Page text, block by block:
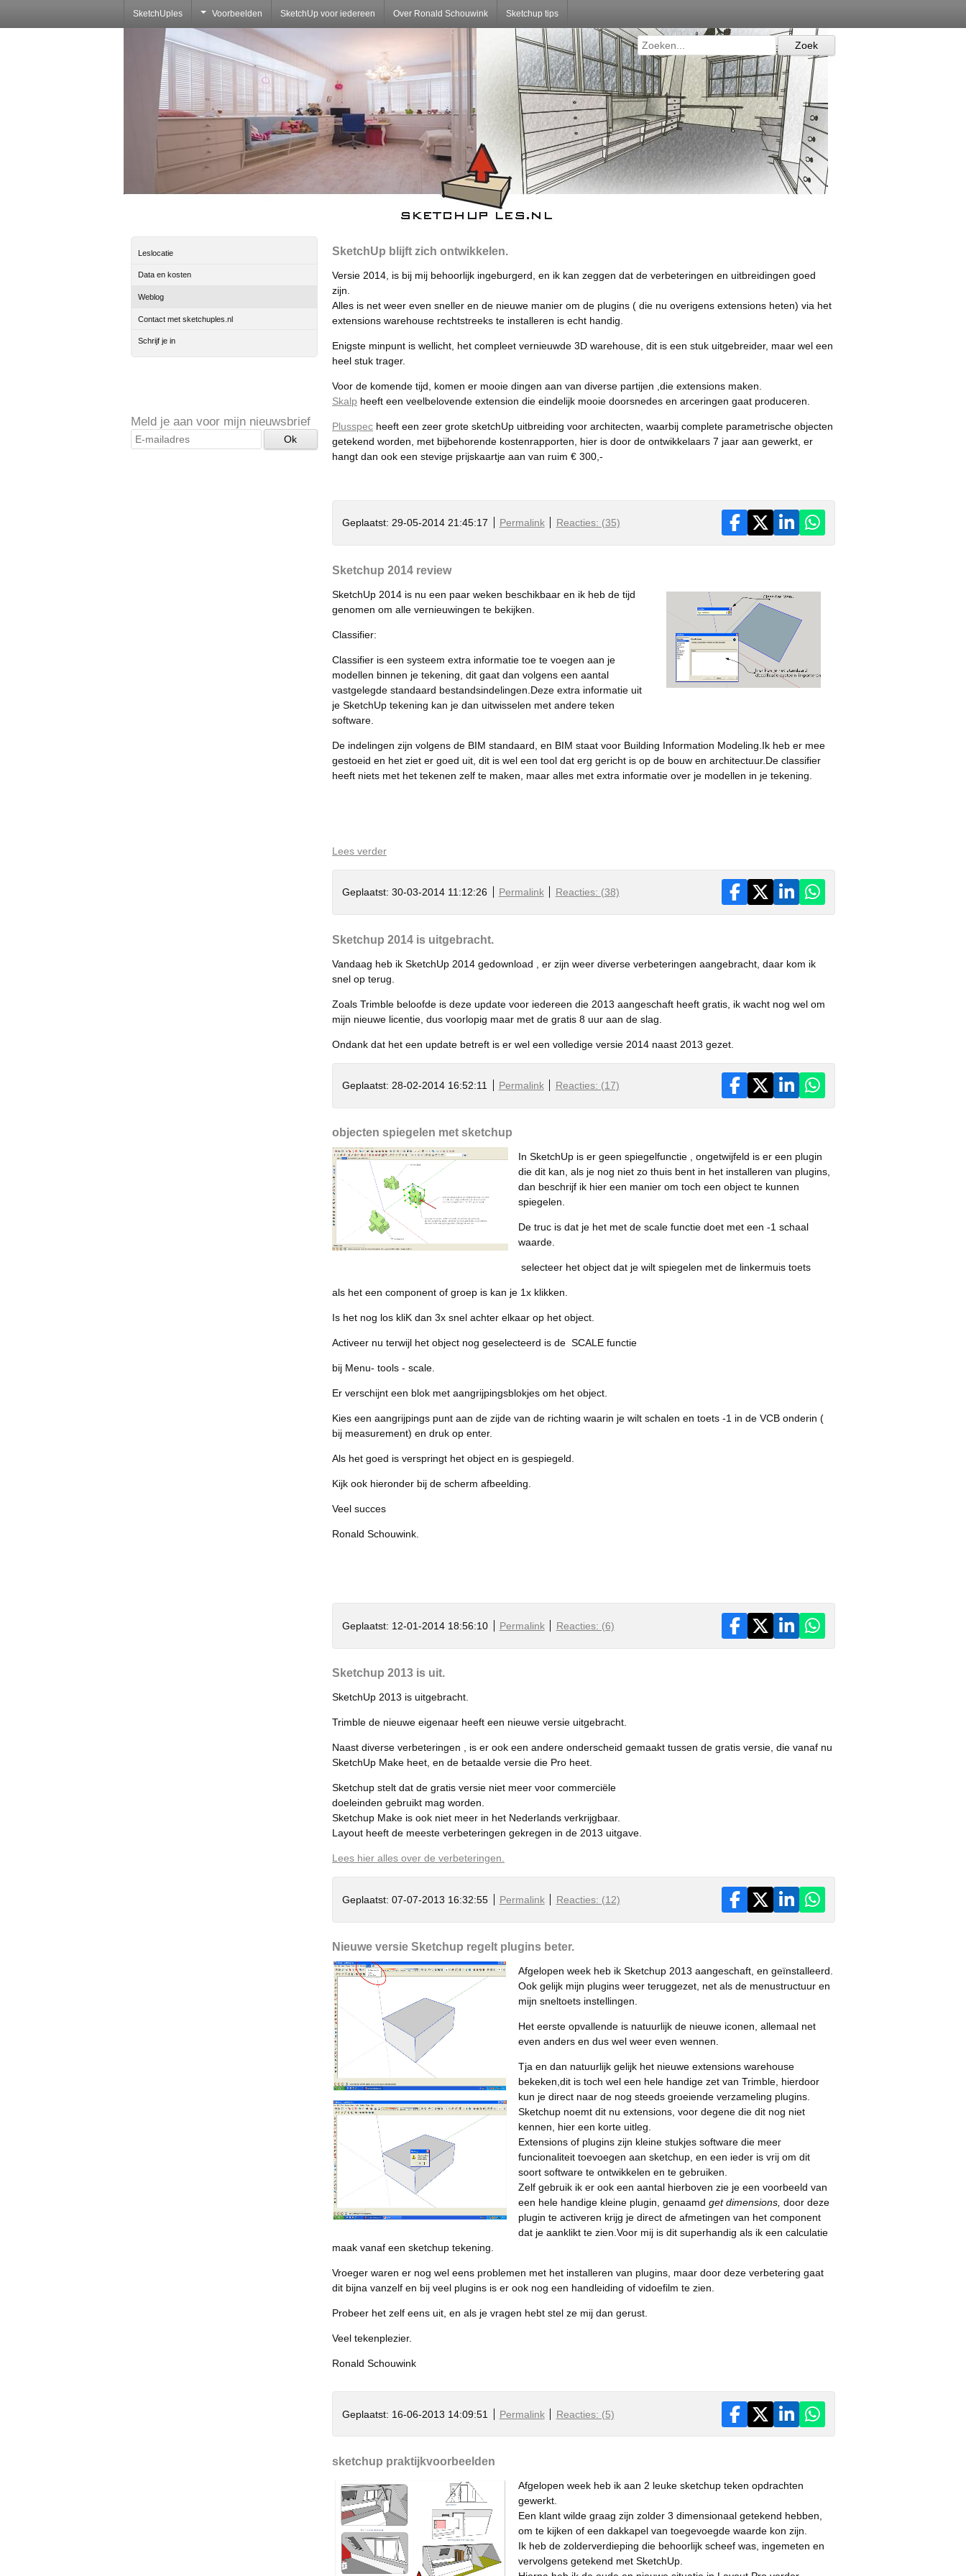
SketchUples Voorbeelden SketchUp voor iedereen Over Ronald Schouwink Sketchup tips
SketchUp blijft zich ontwikkelen.
Versie 2014, is bij mij behoorlijk ingeburgerd, en ik kan zeggen dat de verbeteringen en uitbreidingen goed
zijn.
Alles is net weer even sneller en de nieuwe manier om de plugins ( die nu overigens extensions heten) via het
extensions warehouse rechtstreeks te installeren is echt handig.
Enigste minpunt is wellicht, het compleet vernieuwde 3D warehouse, dit is een stuk uitgebreider, maar wel een
heel stuk trager.
Voor de komende tijd, komen er mooie dingen aan van diverse partijen ,die extensions maken.
Skalp heeft een veelbelovende extension die eindelijk mooie doorsnedes en arceringen gaat produceren.
Plusspec heeft een zeer grote sketchUp uitbreiding voor architecten, waarbij complete parametrische objecten
getekend worden, met bijbehorende kostenrapporten, hier is door de ontwikkelaars 7 jaar aan gewerkt, er
hangt dan ook een stevige prijskaartje aan van ruim € 300,-
Geplaatst: 29-05-2014 21:45:17 Permalink Reacties: (35)
Sketchup 2014 review
SketchUp 2014 is nu een paar weken beschikbaar en ik heb de tijd
genomen om alle vernieuwingen te bekijken.
Classifier:
Classifier is een systeem extra informatie toe te voegen aan je
modellen binnen je tekening, dit gaat dan volgens een aantal
vastgelegde standaard bestandsindelingen.Deze extra informatie uit
je SketchUp tekening kan je dan uitwisselen met andere teken
software.
De indelingen zijn volgens de BIM standaard, en BIM staat voor Building Information Modeling.Ik heb er mee
gestoeid en het ziet er goed uit, dit is wel een tool dat erg gericht is op de bouw en architectuur.De classifier
heeft niets met het tekenen zelf te maken, maar alles met extra informatie over je modellen in je tekening.
Lees verder
Geplaatst: 30-03-2014 11:12:26 Permalink Reacties: (38)
Sketchup 2014 is uitgebracht.
Vandaag heb ik SketchUp 2014 gedownload , er zijn weer diverse verbeteringen aangebracht, daar kom ik
snel op terug.
Zoals Trimble beloofde is deze update voor iedereen die 2013 aangeschaft heeft gratis, ik wacht nog wel om
mijn nieuwe licentie, dus voorlopig maar met de gratis 8 uur aan de slag.
Ondank dat het een update betreft is er wel een volledige versie 2014 naast 2013 gezet.
Geplaatst: 28-02-2014 16:52:11 Permalink Reacties: (17)
objecten spiegelen met sketchup
In SketchUp is er geen spiegelfunctie , ongetwijfeld is er een plugin
die dit kan, als je nog niet zo thuis bent in het installeren van plugins,
dan beschrijf ik hier een manier om toch een object te kunnen
spiegelen.
De truc is dat je het met de scale functie doet met een -1 schaal
waarde.
selecteer het object dat je wilt spiegelen met de linkermuis toets
als het een component of groep is kan je 1x klikken.
Is het nog los kliK dan 3x snel achter elkaar op het object.
Activeer nu terwijl het object nog geselecteerd is de SCALE functie
bij Menu- tools - scale.
Er verschijnt een blok met aangrijpingsblokjes om het object.
Kies een aangrijpings punt aan de zijde van de richting waarin je wilt schalen en toets -1 in de VCB onderin (
bij measurement) en druk op enter.
Als het goed is verspringt het object en is gespiegeld.
Kijk ook hieronder bij de scherm afbeelding.
Veel succes
Ronald Schouwink.
Geplaatst: 12-01-2014 18:56:10 Permalink Reacties: (6)
Sketchup 2013 is uit.
SketchUp 2013 is uitgebracht.
Trimble de nieuwe eigenaar heeft een nieuwe versie uitgebracht.
Naast diverse verbeteringen , is er ook een andere onderscheid gemaakt tussen de gratis versie, die vanaf nu
SketchUp Make heet, en de betaalde versie die Pro heet.
Sketchup stelt dat de gratis versie niet meer voor commerciële
doeleinden gebruikt mag worden.
Sketchup Make is ook niet meer in het Nederlands verkrijgbaar.
Layout heeft de meeste verbeteringen gekregen in de 2013 uitgave.
Lees hier alles over de verbeteringen.
Geplaatst: 07-07-2013 16:32:55 Permalink Reacties: (12)
Nieuwe versie Sketchup regelt plugins beter.
Afgelopen week heb ik Sketchup 2013 aangeschaft, en geïnstalleerd.
Ook gelijk mijn plugins weer teruggezet, net als de menustructuur en
mijn sneltoets instellingen.
Het eerste opvallende is natuurlijk de nieuwe iconen, allemaal net
even anders en dus wel weer even wennen.
Tja en dan natuurlijk gelijk het nieuwe extensions warehouse
bekeken,dit is toch wel een hele handige zet van Trimble, hierdoor
kun je direct naar de nog steeds groeiende verzameling plugins.
Sketchup noemt dit nu extensions, voor degene die dit nog niet
kennen, hier een korte uitleg.
Extensions of plugins zijn kleine stukjes software die meer
funcionaliteit toevoegen aan sketchup, en een ieder is vrij om dit
soort software te ontwikkelen en te gebruiken.
Zelf gebruik ik er ook een aantal hierboven zie je een voorbeeld van
een hele handige kleine plugin, genaamd get dimensions, door deze
plugin te activeren krijg je direct de afmetingen van het component
dat je aanklikt te zien.Voor mij is dit superhandig als ik een calculatie
maak vanaf een sketchup tekening.
Vroeger waren er nog wel eens problemen met het installeren van plugins, maar door deze verbetering gaat
dit bijna vanzelf en bij veel plugins is er ook nog een handleiding of vidoefilm te zien.
Probeer het zelf eens uit, en als je vragen hebt stel ze mij dan gerust.
Veel tekenplezier.
Ronald Schouwink
Geplaatst: 16-06-2013 14:09:51 Permalink Reacties: (5)
sketchup praktijkvoorbeelden
Afgelopen week heb ik aan 2 leuke sketchup teken opdrachten
gewerkt.
Een klant wilde graag zijn zolder 3 dimensionaal getekend hebben,
om te kijken of een dakkapel van toegevoegde waarde kon zijn.
Ik heb de zolderverdieping die behoorlijk scheef was, ingemeten en
vervolgens getekend met SketchUp.
Leslocatie
Data en kosten
Weblog
Contact met sketchuples.nl
Schrijf je in
Meld je aan voor mijn nieuwsbrief